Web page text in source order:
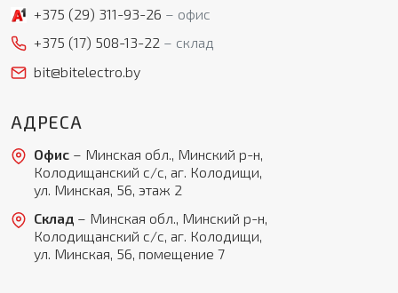
+375 (29) 311-93-26
офис
+375 (17) 508-13-22
склад
bit@bitelectro.by
АДРЕСА
Офис– Минская обл., Минский р-н,
Колодищанский с/с, аг. Колодищи,
ул. Минская, 56, этаж 2
Склад– Минская обл., Минский р-н,
Колодищанский с/с, аг. Колодищи,
ул. Минская, 56, помещение 7